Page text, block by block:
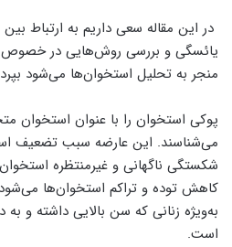
در این مقاله سعی داریم به ارتباط بین
یائسگی و بررسی روش‌هایی در
منجر به تحلیل استخوان‌ها می‌شود
می‌شناسند. این عارضه سبب تضعیف
شکستگی ناگهانی و غیرمنتظره
کاهش توده و تراکم استخوان‌ها
به‌ویژه زنانی که سن بالایی داشته و
است.